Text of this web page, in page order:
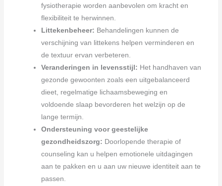
fysiotherapie worden aanbevolen om kracht en
flexibiliteit te herwinnen.
Littekenbeheer: Behandelingen kunnen de
verschijning van littekens helpen verminderen en
de textuur ervan verbeteren.
Veranderingen in levensstijl: Het handhaven van
gezonde gewoonten zoals een uitgebalanceerd
dieet, regelmatige lichaamsbeweging en
voldoende slaap bevorderen het welzijn op de
lange termijn.
Ondersteuning voor geestelijke
gezondheidszorg: Doorlopende therapie of
counseling kan u helpen emotionele uitdagingen
aan te pakken en u aan uw nieuwe identiteit aan te
passen.